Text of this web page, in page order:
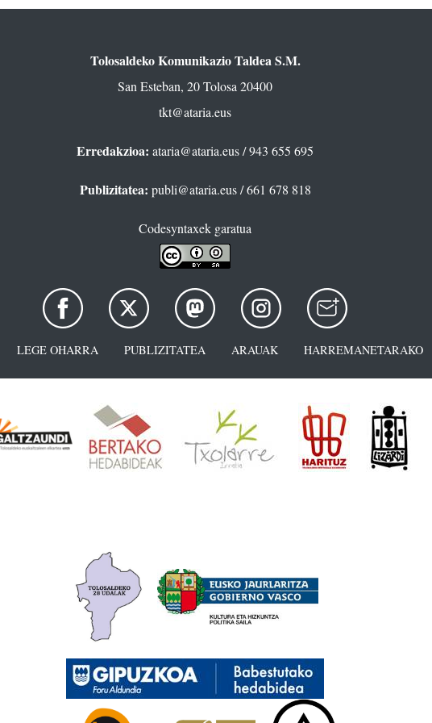
Tolosaldeko Komunikazio Taldea S.M.
San Esteban, 20 Tolosa 20400
tkt@ataria.eus
Erredakzioa: ataria@ataria.eus/ 943 655 695
Publizitatea: publi@ataria.eus/ 661 678 818
Codesyntaxek garatua
LEGE OHARRA PUBLIZITATEA ARAUAK HARREMANETARAKO